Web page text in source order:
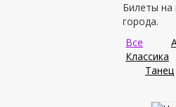
Билеты на
города.
Все
Классика
Танец